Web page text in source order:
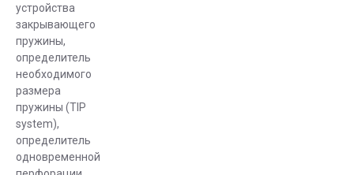
устройства
закрывающего
пружины,
определитель
необходимого
размера
пружины (TIP
system),
определитель
одновременной